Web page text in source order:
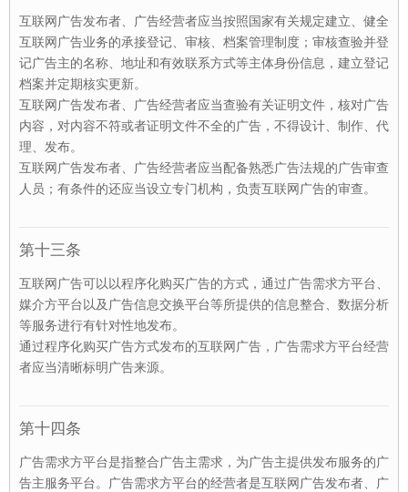
互联网广告发布者、广告经营者应当按照国家有关规定建立、健全
互联网广告业务的承接登记、审核、档案管理制度；审核查验并登
记广告主的名称、地址和有效联系方式等主体身份信息，建立登记
档案并定期核实更新。
互联网广告发布者、广告经营者应当查验有关证明文件，核对广告
内容，对内容不符或者证明文件不全的广告，不得设计、制作、代
理、发布。
互联网广告发布者、广告经营者应当配备熟悉广告法规的广告审查
人员；有条件的还应当设立专门机构，负责互联网广告的审查。
第十三条
互联网广告可以以程序化购买广告的方式，通过广告需求方平台、
媒介方平台以及广告信息交换平台等所提供的信息整合、数据分析
等服务进行有针对性地发布。
通过程序化购买广告方式发布的互联网广告，广告需求方平台经营
者应当清晰标明广告来源。
第十四条
广告需求方平台是指整合广告主需求，为广告主提供发布服务的广
告主服务平台。广告需求方平台的经营者是互联网广告发布者、广